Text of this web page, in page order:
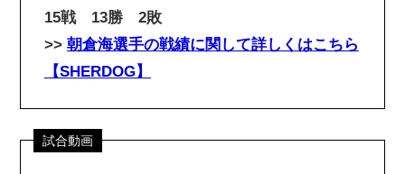
15戦 13勝 2敗
>> 朝倉海選手の戦績に関して詳しくはこちら
【SHERDOG】